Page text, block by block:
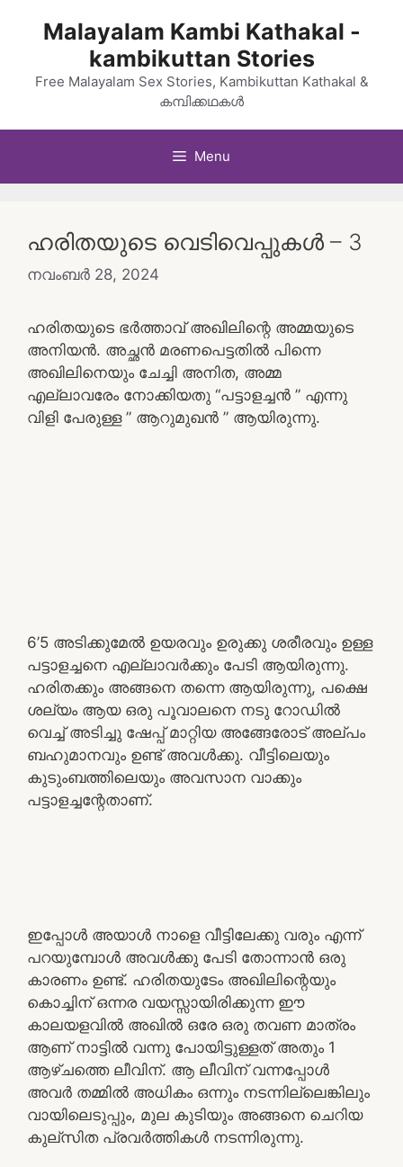
Malayalam Kambi Kathakal -
kambikuttan Stories
Free Malayalam Sex Stories, Kambikuttan Kathakal &
കമ്പിക്കഥകൾ
Menu
ഹരിതയുടെ വെടിവെപ്പുകൾ – 3
നവംബർ 28, 2024
ഹരിതയുടെ ഭർത്താവ് അഖിലിന്റെ അമ്മയുടെ
അനിയൻ. അച്ഛൻ മരണപെട്ടതിൽ പിന്നെ
അഖിലിനെയും ചേച്ചി അനിത, അമ്മ
എല്ലാവരേം നോക്കിയതു “പട്ടാളച്ചൻ ” എന്നു
വിളി പേരുള്ള ” ആറുമുഖൻ ” ആയിരുന്നു.
6’5 അടിക്കുമേൽ ഉയരവും ഉരുക്കു ശരീരവും ഉള്ള
പട്ടാളച്ചനെ എല്ലാവർക്കും പേടി ആയിരുന്നു.
ഹരിതക്കും അങ്ങനെ തന്നെ ആയിരുന്നു, പക്ഷെ
ശല്യം ആയ ഒരു പൂവാലനെ നടു റോഡിൽ
വെച്ച് അടിച്ചു ഷേപ്പ് മാറ്റിയ അങ്ങേരോട് അല്പം
ബഹുമാനവും ഉണ്ട് അവൾക്കു. വീട്ടിലെയും
കുടുംബത്തിലെയും അവസാന വാക്കും
പട്ടാളച്ചന്റേതാണ്.
ഇപ്പോൾ അയാൾ നാളെ വീട്ടിലേക്കു വരും എന്ന്
പറയുമ്പോൾ അവൾക്കു പേടി തോന്നാൻ ഒരു
കാരണം ഉണ്ട്. ഹരിതയുടേം അഖിലിന്റെയും
കൊച്ചിന് ഒന്നര വയസ്സായിരിക്കുന്ന ഈ
കാലയളവിൽ അഖിൽ ഒരേ ഒരു തവണ മാത്രം
ആണ് നാട്ടിൽ വന്നു പോയിട്ടുള്ളത് അതും 1
ആഴ്ചത്തെ ലീവിന്. ആ ലീവിന് വന്നപ്പോൾ
അവർ തമ്മിൽ അധികം ഒന്നും നടന്നില്ലെങ്കിലും
വായിലെടുപ്പും, മുല കുടിയും അങ്ങനെ ചെറിയ
കുല്സിത പ്രവർത്തികൾ നടന്നിരുന്നു.